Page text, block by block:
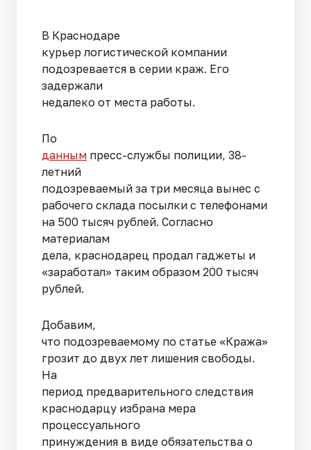
В Краснодаре
курьер логистической компании
подозревается в серии краж. Его
задержали
недалеко от места работы.
По
данным пресс-службы полиции, 38-
летний
подозреваемый за три месяца вынес с
рабочего склада посылки с телефонами
на 500 тысяч рублей. Согласно
материалам
дела, краснодарец продал гаджеты и
«заработал» таким образом 200 тысяч
рублей.
Добавим,
что подозреваемому по статье «Кража»
грозит до двух лет лишения свободы.
На
период предварительного следствия
краснодарцу избрана мера
процессуального
принуждения в виде обязательства о